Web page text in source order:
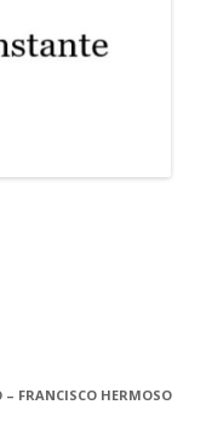
FRANCISCO HERMOSO